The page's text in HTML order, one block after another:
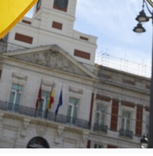
ما
القضاء السوري
هل تصمد الجولة